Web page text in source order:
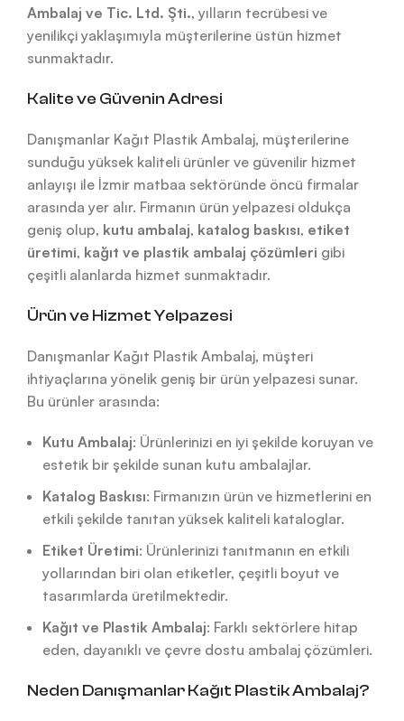
Ambalaj ve Tic. Ltd. Şti., yılların tecrübesi ve
yenilikçi yaklaşımıyla müşterilerine üstün hizmet
sunmaktadır.
Kalite ve Güvenin Adresi
Danışmanlar Kağıt Plastik Ambalaj, müşterilerine
sunduğu yüksek kaliteli ürünler ve güvenilir hizmet
anlayışı ile İzmir matbaa sektöründe öncü firmalar
arasında yer alır. Firmanın ürün yelpazesi oldukça
geniş olup, kutu ambalaj, katalog baskısı, etiket
üretimi, kağıt ve plastik ambalaj çözümleri gibi
çeşitli alanlarda hizmet sunmaktadır.
Ürün ve Hizmet Yelpazesi
Danışmanlar Kağıt Plastik Ambalaj, müşteri
ihtiyaçlarına yönelik geniş bir ürün yelpazesi sunar.
Bu ürünler arasında:
Kutu Ambalaj: Ürünlerinizi en iyi şekilde koruyan ve
estetik bir şekilde sunan kutu ambalajlar.
Katalog Baskısı: Firmanızın ürün ve hizmetlerini en
etkili şekilde tanıtan yüksek kaliteli kataloglar.
Etiket Üretimi: Ürünlerinizi tanıtmanın en etkili
yollarından biri olan etiketler, çeşitli boyut ve
tasarımlarda üretilmektedir.
Kağıt ve Plastik Ambalaj: Farklı sektörlere hitap
eden, dayanıklı ve çevre dostu ambalaj çözümleri.
Neden Danışmanlar Kağıt Plastik Ambalaj?